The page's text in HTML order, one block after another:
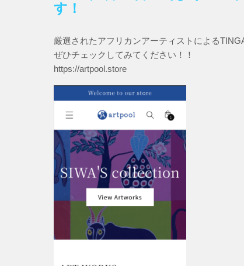
す！
厳選されたアフリカンアーティストによる
ぜひチェックしてみてください！！
https://artpool.store